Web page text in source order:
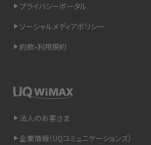
LINEで送信取り消しをする方法は？相手に
詳しく解説
Wi-Fiを快適に使うための速度はどれくらい
紹介
プライバシーポータル
ソーシャルメディアポリシー
約款•利用規約
法人のお客さま
企業情報（UQコミュニケーションズ）